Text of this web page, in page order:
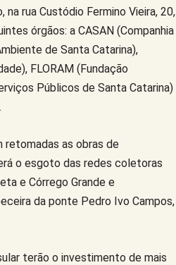
rua Custódio Fermino Vieira, 20,
órgãos: a CASAN (Companhia
de Santa Catarina),
FLORAM (Fundação
Públicos de Santa Catarina)
retomadas as obras de
o esgoto das redes coletoras
e Córrego Grande e
da ponte Pedro Ivo Campos,
terão o investimento de mais